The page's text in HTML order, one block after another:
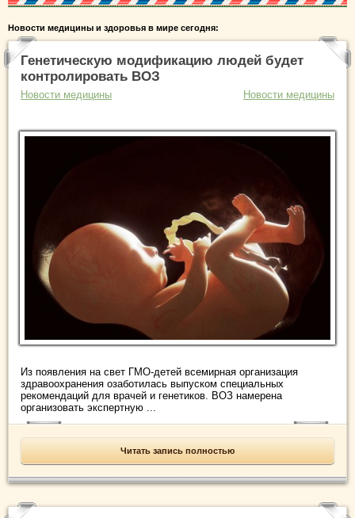
Новости медицины и здоровья в мире сегодня:
Генетическую модификацию людей будет
контролировать ВОЗ
Новости медицины Новости медицины
Из появления на свет ГМО-детей всемирная организация
здравоохранения озаботилась выпуском специальных
рекомендаций для врачей и генетиков. ВОЗ намерена
организовать экспертную ...
Читать запись полностью